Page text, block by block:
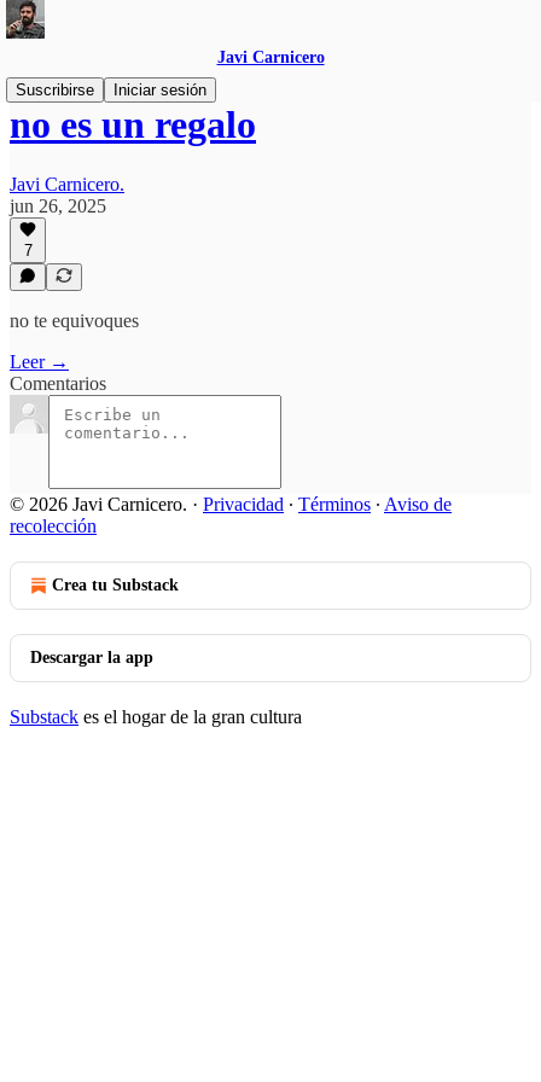
Javi Carnicero
Suscribirse
Iniciar sesión
no es un regalo
Javi Carnicero.
jun 26, 2025
7
no te equivoques
Leer →
Comentarios
© 2026 Javi Carnicero. · Privacidad ∙ Términos ∙ Aviso de
recolección
Crea tu Substack
Descargar la app
Substack es el hogar de la gran cultura